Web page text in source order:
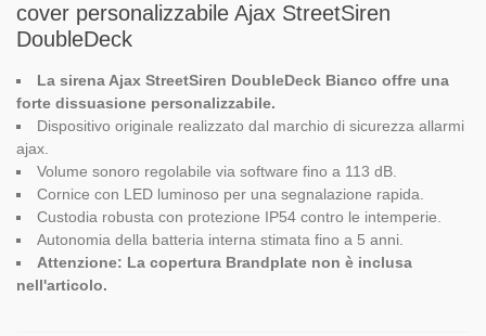
cover personalizzabile Ajax StreetSiren
DoubleDeck
La sirena Ajax StreetSiren DoubleDeck Bianco offre una
forte dissuasione personalizzabile.
Dispositivo originale realizzato dal marchio di sicurezza allarmi
ajax.
Volume sonoro regolabile via software fino a 113 dB.
Cornice con LED luminoso per una segnalazione rapida.
Custodia robusta con protezione IP54 contro le intemperie.
Autonomia della batteria interna stimata fino a 5 anni.
Attenzione: La copertura Brandplate non è inclusa
nell'articolo.